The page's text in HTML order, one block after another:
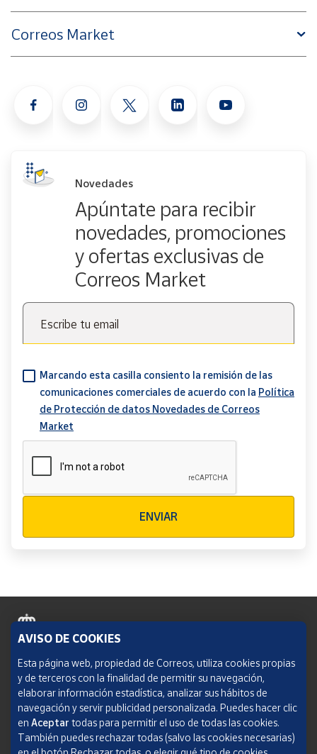
Correos Market
Novedades
Apúntate para recibir
novedades, promociones
y ofertas exclusivas de
Correos Market
Escribe tu email
Marcando esta casilla consiento la remisión de las
comunicaciones comerciales de acuerdo con la Política
de Protección de datos Novedades de Correos
Market
ENVIAR
Política de cookies
Aviso legal
Condiciones del servicio
Política de Privacidad Web
AVISO DE COOKIES
Esta página web, propiedad de Correos, utiliza cookies propias
y de terceros con la finalidad de permitir su navegación,
elaborar información estadística, analizar sus hábitos de
navegación y servir publicidad personalizada. Puedes hacer clic
en Aceptar todas para permitir el uso de todas las cookies.
También puedes rechazar todas (salvo las cookies necesarias)